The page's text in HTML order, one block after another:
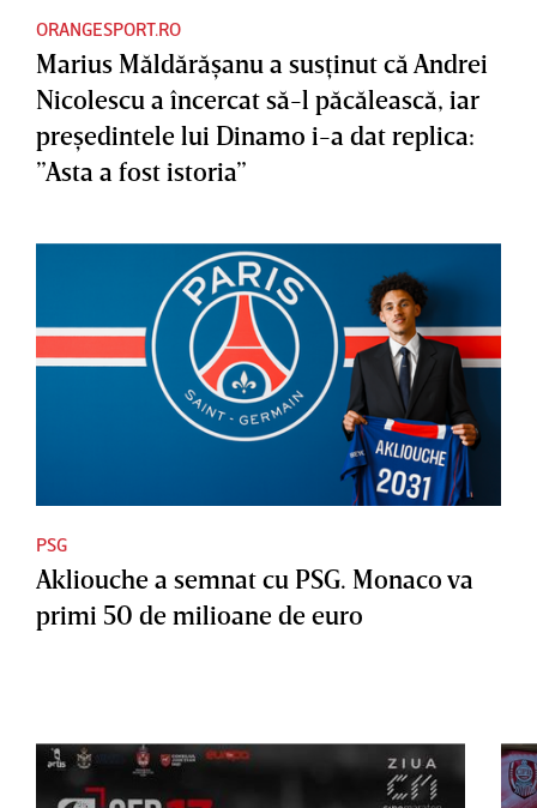
ORANGESPORT.RO
Marius Măldărăşanu a susţinut că Andrei
Nicolescu a încercat să-l păcălească, iar
preşedintele lui Dinamo i-a dat replica:
”Asta a fost istoria”
PSG
Akliouche a semnat cu PSG. Monaco va
primi 50 de milioane de euro